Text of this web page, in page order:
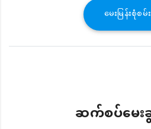
မေးမြန်းစုံစ
ဆက်စပ်မေးခွ